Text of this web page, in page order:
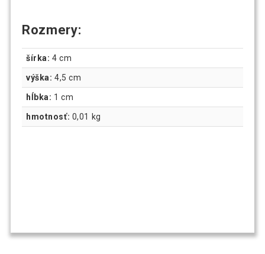
Rozmery:
šírka: 4 cm
výška: 4,5 cm
hĺbka: 1 cm
hmotnosť: 0,01 kg